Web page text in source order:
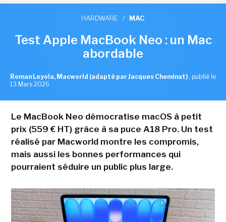
HARDWARE / MAC
Test Apple MacBook Neo : un Mac
abordable
Roman Loyola, Macworld (adapté par Jacques Cheminat) , publié le
13 Mars 2026
Le MacBook Neo démocratise macOS à petit
prix (559 € HT) grâce à sa puce A18 Pro. Un test
réalisé par Macworld montre les compromis,
mais aussi les bonnes performances qui
pourraient séduire un public plus large.